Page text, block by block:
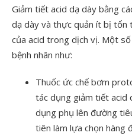
Giảm tiết acid dạ dày bằng
dạ dày và thực quản ít bị
của acid trong dịch vị. Một
bệnh nhân như:
Thuốc ức chế bơm
tác dụng giảm tiết acid
dụng phụ lên đường
tiên làm lựa chọn hàng